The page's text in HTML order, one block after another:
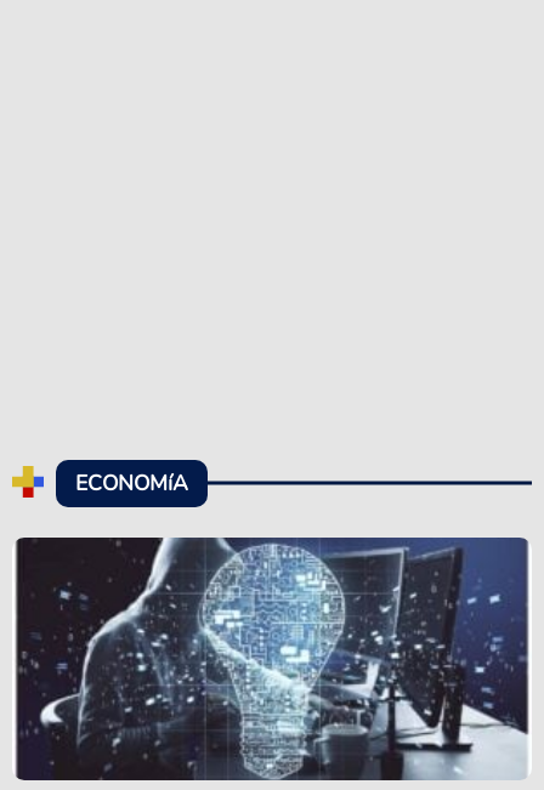
ECONOMíA